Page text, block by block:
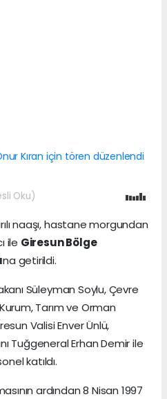
Oku)
naaşı, hastane morgundan
ile Giresun Bölge
na getirildi.
Süleyman Soylu, Çevre
Tarım ve Orman
Valisi Enver Ünlü,
Tuğgeneral Erhan Demir ile
katıldı.
ardından 8 Nisan 1997